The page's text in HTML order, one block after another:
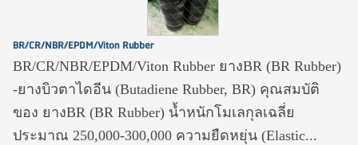
BR/CR/NBR/EPDM/Viton Rubber
BR/CR/NBR/EPDM/Viton Rubber ยางBR (BR Rubber)
-ยางบิวตาไดอีน (Butadiene Rubber, BR) คุณสมบัติ
ของ ยางBR (BR Rubber) น้ำหนักโมเลกุลเฉลี่ย
ประมาณ 250,000-300,000 ความยืดหยุ่น (Elastic...